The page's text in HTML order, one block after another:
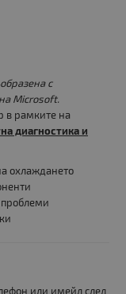
с
Microsoft.
в рамките на
диагностика и
охлаждането
или имейл след